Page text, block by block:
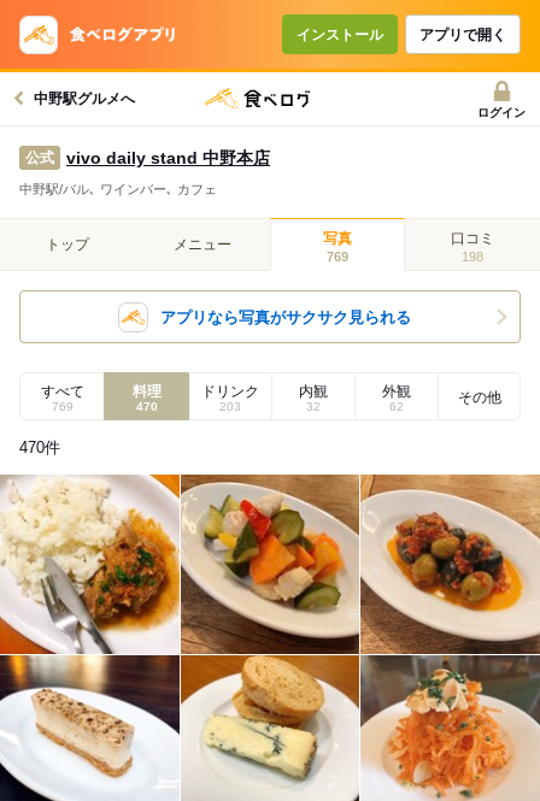
インストール アプリで開く
中野駅グルメへ
ログイン
公式 vivo daily stand 中野本店
中野駅/バル､ ワインバー､ カフェ
トップ メニュー 写真
769
口コミ
198
アプリなら写真がサクサク見られる
すべて
769
料理
470
ドリンク
203
内観
32
外観
62
その他
470件